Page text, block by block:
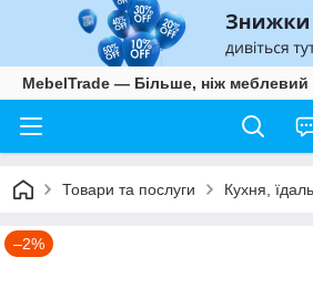
MebelTrade — Більше, ніж меблевий
Товари та послуги Кухня,
–2%